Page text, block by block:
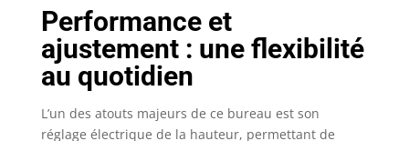
pour une utilisation à
long terme.
【Technologie anti-
rencontre un obstacle
pendant sa montée, il
Performance et
ajustement : une flexibilité
au quotidien
L’un des atouts majeurs de ce bureau est son
réglage électrique de la hauteur, permettant de